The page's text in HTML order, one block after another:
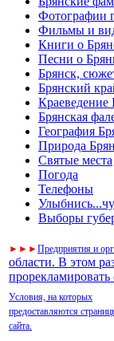
Фотографии
Фильмы и
Книги о
Песни о
Брянск,
Брянский
Краеведение
Брянская
География
Природа
Святые места
Погода
Телефоны
Выборы
► ► ►Предприятия и
области. В этом
Условия, на которых
предоставляются
сайта.